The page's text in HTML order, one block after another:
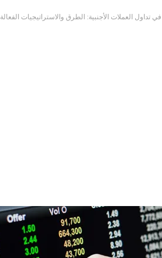
تداول العملات الأجنبية: الطرق والاستراتيجيات الفعالة